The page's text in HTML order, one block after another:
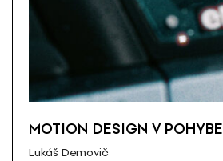
MOTION DESIGN V POHYBE
Lukáš Demovič